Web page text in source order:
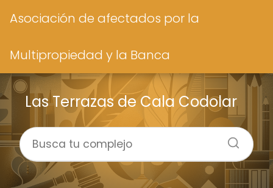
Asociación de afectados por la
Multipropiedad y la Banca
Las Terrazas de Cala Codolar